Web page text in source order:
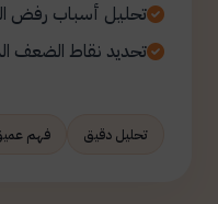
تحليل أسباب رفض
تحديد نقاط الضعف
تحليل دقيق فهم